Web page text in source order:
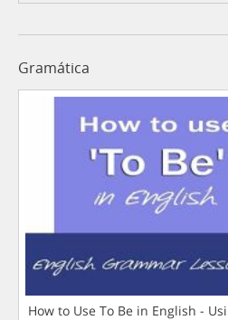
Gramática
How to Use To Be in English -